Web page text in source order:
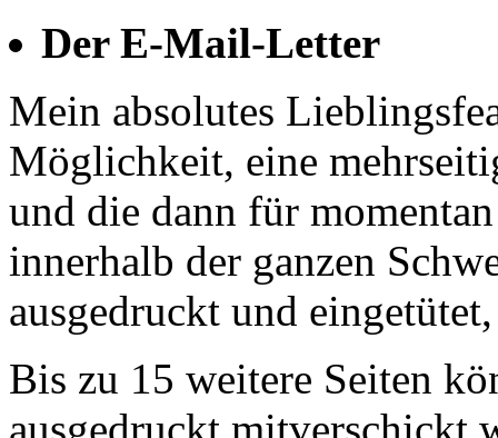
Der E-Mail-Letter
Mein absolutes
Möglichkeit, eine
und die dann für
innerhalb der ganzen
ausgedruckt und
Bis zu 15 weitere Seiten
ausgedruckt mitverschickt